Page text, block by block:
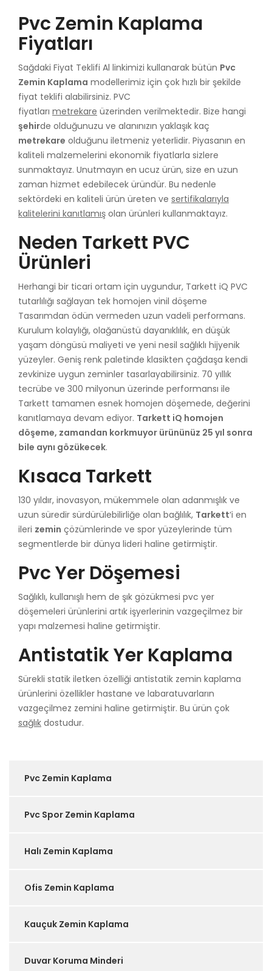
Pvc Zemin Kaplama
Fiyatları
Sağdaki Fiyat Teklifi Al linkimizi kullanarak bütün Pvc
Zemin Kaplama modellerimiz için çok hızlı bir şekilde
fiyat teklifi alabilirsiniz. PVC
fiyatları metrekare üzerinden verilmektedir. Bize hangi
şehirde olduğunuzu ve alanınızın yaklaşık kaç
metrekare olduğunu iletmeniz yeterlidir. Piyasanın en
kaliteli malzemelerini ekonomik fiyatlarla sizlere
sunmaktayız. Unutmayın en ucuz ürün, size en uzun
zaman hizmet edebilecek üründür. Bu nedenle
sektördeki en kaliteli ürün üreten ve sertifikalarıyla
kalitelerini kanıtlamış olan ürünleri kullanmaktayız.
Neden Tarkett PVC
Ürünleri
Herhangi bir ticari ortam için uygundur, Tarkett iQ PVC
tutarlılığı sağlayan tek homojen vinil döşeme
Tasarımdan ödün vermeden uzun vadeli performans.
Kurulum kolaylığı, olağanüstü dayanıklılık, en düşük
yaşam döngüsü maliyeti ve yeni nesil sağlıklı hijyenik
yüzeyler. Geniş renk paletinde klasikten çağdaşa kendi
zevkinize uygun zeminler tasarlayabilirsiniz. 70 yıllık
tecrübe ve 300 milyonun üzerinde performansı ile
Tarkett tamamen esnek homojen döşemede, değerini
kanıtlamaya devam ediyor. Tarkett iQ homojen
döşeme, zamandan korkmuyor ürününüz 25 yıl sonra
bile aynı gözükecek.
Kısaca Tarkett
130 yıldır, inovasyon, mükemmele olan adanmışlık ve
uzun süredir sürdürülebilirliğe olan bağlılık, Tarkett‘i en
ileri zemin çözümlerinde ve spor yüzeylerinde tüm
segmentlerde bir dünya lideri haline getirmiştir.
Pvc Yer Döşemesi
Sağlıklı, kullanışlı hem de şık gözükmesi pvc yer
döşemeleri ürünlerini artık işyerlerinin vazgeçilmez bir
yapı malzemesi haline getirmiştir.
Antistatik Yer Kaplama
Sürekli statik iletken özelliği antistatik zemin kaplama
ürünlerini özellikler hastane ve labaratuvarların
vazgeçilmez zemini haline getirmiştir. Bu ürün çok
sağlık dostudur.
Pvc Zemin Kaplama
Pvc Spor Zemin Kaplama
Halı Zemin Kaplama
Ofis Zemin Kaplama
Kauçuk Zemin Kaplama
Duvar Koruma Minderi